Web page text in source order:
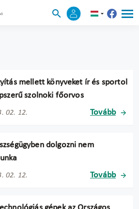
mellett könyveket ír és sportol
szolnoki főorvos
02. 12. Tovább
dolgozni nem
02. 12. Tovább